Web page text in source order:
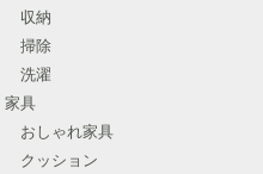
収納
掃除
洗濯
家具
おしゃれ家具
クッション